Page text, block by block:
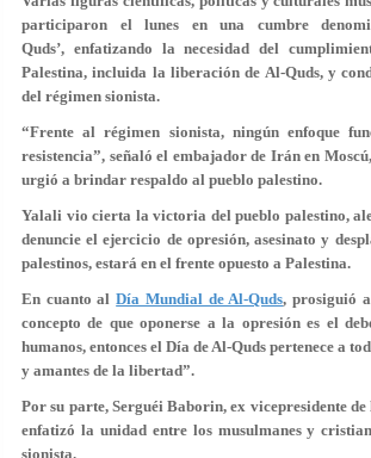
participaron el lunes en una cumbre
Quds’, enfatizando la necesidad del
Palestina, incluida la liberación de Al-Quds, y
del régimen sionista.
“Frente al régimen sionista, ningún enfoque
resistencia”, señaló el embajador de Irán en
urgió a brindar respaldo al pueblo palestino.
Yalali vio cierta la victoria del pueblo palestino,
denuncie el ejercicio de opresión, asesinato y
palestinos, estará en el frente opuesto a Palestina.
En cuanto alDía Mundial de Al-Quds, prosiguió
concepto de que oponerse a la opresión es el
humanos, entonces el Día de Al-Quds pertenece a
y amantes de la libertad”.
Por su parte, Serguéi Baborin,ex vicepresidente
enfatizó la unidad entre los musulmanes y
sionista.